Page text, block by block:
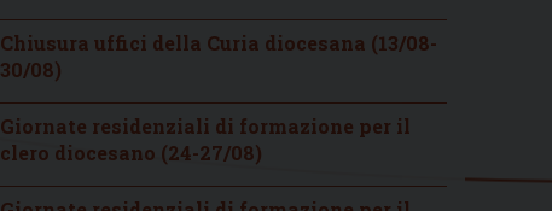
Chiusura uffici della Curia diocesana (13/08-
30/08)
Giornate residenziali di formazione per il
clero diocesano (24-27/08)